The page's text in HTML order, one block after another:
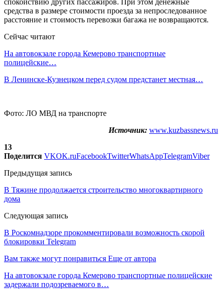
средства в размере стоимости проезда за непроследованное
расстояние и стоимость перевозки багажа не возвращаются.
Сейчас читают
На автовокзале города Кемерово транспортные
полицейские…
В Ленинске-Кузнецком перед судом предстанет местная…
Фото: ЛО МВД на транспорте
Источник: www.kuzbassnews.ru
13
Поделится VKOK.ruFacebookTwitterWhatsAppTelegramViber
Предыдущая запись
В Тяжине продолжается строительство многоквартирного
дома
Следующая запись
В Роскомнадзоре прокомментировали возможность скорой
блокировки Telegram
Вам также могут понравиться Еще от автора
На автовокзале города Кемерово транспортные полицейские
задержали подозреваемого в…